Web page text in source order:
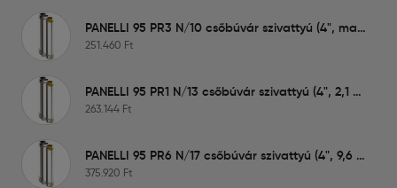
PANELLI 95 PR3 N/10 csőbúvár szivattyú (4", max: 5,4 m3, 66 m)
251.460 Ft
PANELLI 95 PR1 N/13 csőbúvár szivattyú (4", 2,1 m3, 72 m)
263.144 Ft
PANELLI 95 PR6 N/17 csőbúvár szivattyú (4", 9,6 m3, 109 m)
375.920 Ft